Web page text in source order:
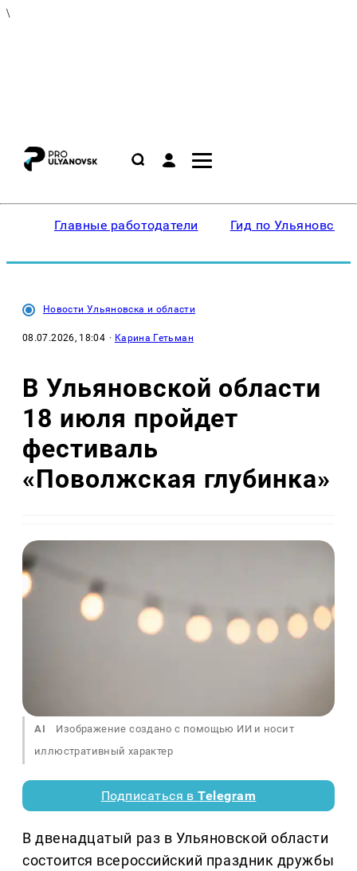
\
Главные работодатели Гид по Ульяновску
Новости Ульяновска и области
08.07.2026, 18:04 · Карина Гетьман
В Ульяновской области
18 июля пройдет
фестиваль
«Поволжская глубинка»
AI
Изображение создано с помощью ИИ и носит
иллюстративный характер
Подписаться вTelegram
В двенадцатый раз в Ульяновской области
состоится всероссийский праздник дружбы